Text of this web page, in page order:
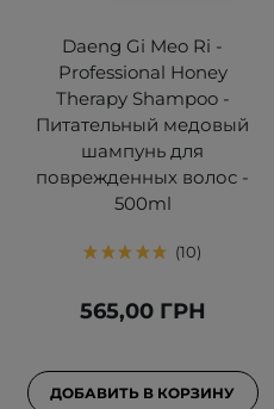
Daeng Gi Meo Ri -
Professional Honey
Therapy Shampoo -
Питательный медовый
шампунь для
поврежденных волос -
500ml
10
565,00 ГРН
ДОБАВИТЬ В КОРЗИНУ